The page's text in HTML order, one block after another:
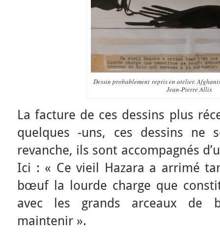
Dessin probablement repris en atelier.
Jean-Pierre Allix
La facture de ces dessins plus
quelques -uns, ces dessins ne
revanche, ils sont accompagnés
Ici : « Ce vieil Hazara a arrimé
bœuf la lourde charge que
avec les grands arceaux de
maintenir ».